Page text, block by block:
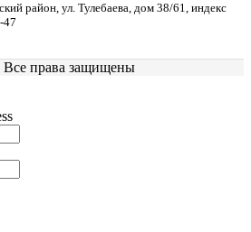
район, ул. Тулебаева, дом 38/61, индекс
47
Все права защищены